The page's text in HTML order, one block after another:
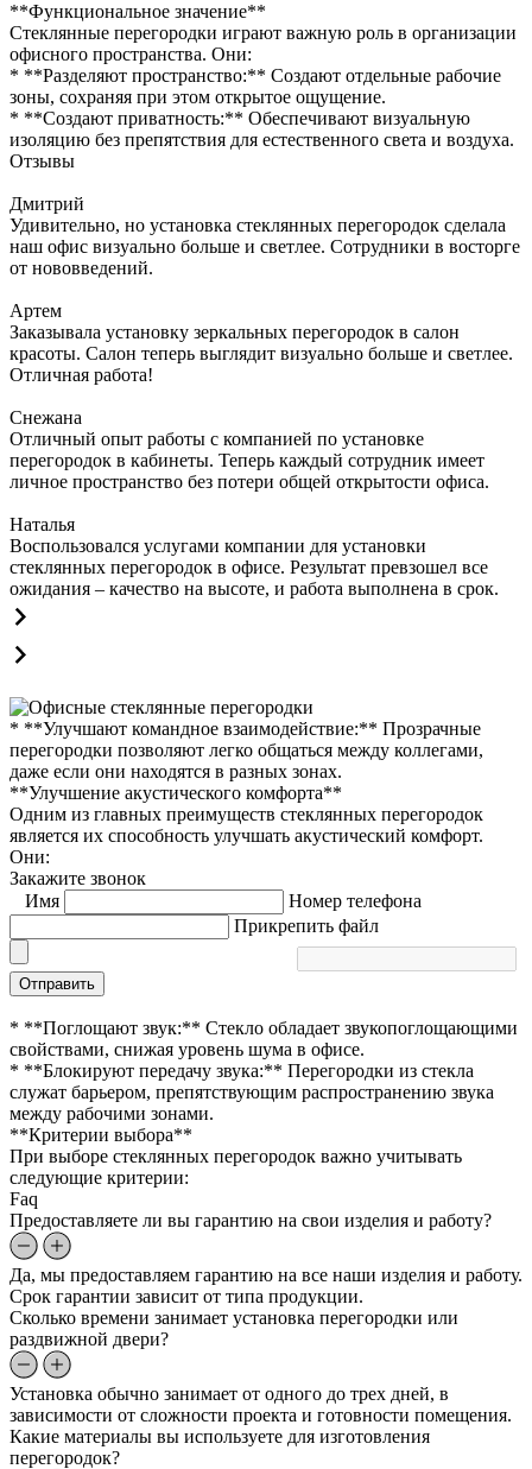
**Функциональное значение**
Стеклянные перегородки играют важную роль в организации
офисного пространства. Они:
* **Разделяют пространство:** Создают отдельные рабочие
зоны, сохраняя при этом открытое ощущение.
* **Создают приватность:** Обеспечивают визуальную
изоляцию без препятствия для естественного света и воздуха.
Отзывы
Дмитрий
Удивительно, но установка стеклянных перегородок сделала
наш офис визуально больше и светлее. Сотрудники в восторге
от нововведений.
Артем
Заказывала установку зеркальных перегородок в салон
красоты. Салон теперь выглядит визуально больше и светлее.
Отличная работа!
Снежана
Отличный опыт работы с компанией по установке
перегородок в кабинеты. Теперь каждый сотрудник имеет
личное пространство без потери общей открытости офиса.
Наталья
Воспользовался услугами компании для установки
стеклянных перегородок в офисе. Результат превзошел все
ожидания – качество на высоте, и работа выполнена в срок.
* **Улучшают командное взаимодействие:** Прозрачные
перегородки позволяют легко общаться между коллегами,
даже если они находятся в разных зонах.
**Улучшение акустического комфорта**
Одним из главных преимуществ стеклянных перегородок
является их способность улучшать акустический комфорт.
Они:
Закажите звонок
Имя
Номер телефона
Прикрепить файл
Отправить
* **Поглощают звук:** Стекло обладает звукопоглощающими
свойствами, снижая уровень шума в офисе.
* **Блокируют передачу звука:** Перегородки из стекла
служат барьером, препятствующим распространению звука
между рабочими зонами.
**Критерии выбора**
При выборе стеклянных перегородок важно учитывать
следующие критерии:
Faq
Предоставляете ли вы гарантию на свои изделия и работу?
Да, мы предоставляем гарантию на все наши изделия и работу.
Срок гарантии зависит от типа продукции.
Сколько времени занимает установка перегородки или
раздвижной двери?
Установка обычно занимает от одного до трех дней, в
зависимости от сложности проекта и готовности помещения.
Какие материалы вы используете для изготовления
перегородок?